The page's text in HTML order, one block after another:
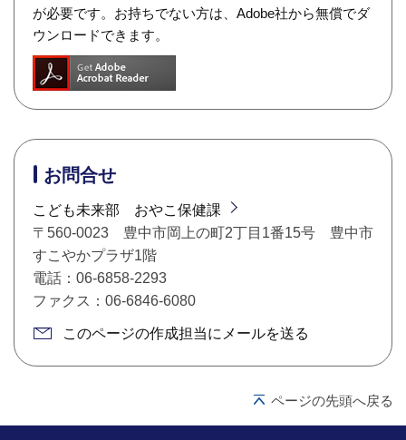
が必要です。お持ちでない方は、Adobe社から無償でダ
ウンロードできます。
お問合せ
こども未来部 おやこ保健課
〒560-0023 豊中市岡上の町2丁目1番15号 豊中市
すこやかプラザ1階
電話：06-6858-2293
ファクス：06-6846-6080
このページの作成担当にメールを送る
ページの先頭へ戻る